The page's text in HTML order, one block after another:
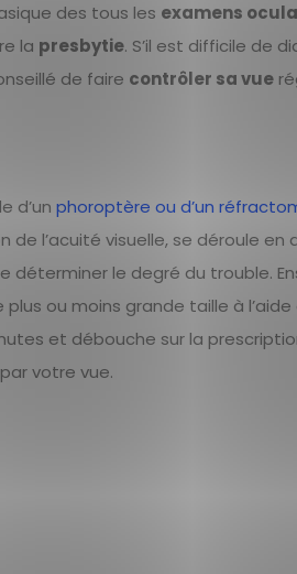
des tous les examens
la presbytie. S’il est difficile de
de faire contrôler sa vue
d’un phoroptère ou d’un
l’acuité visuelle, se déroule en
déterminer le degré du trouble.
ou moins grande taille à l’aide
et débouche sur la
votre vue.